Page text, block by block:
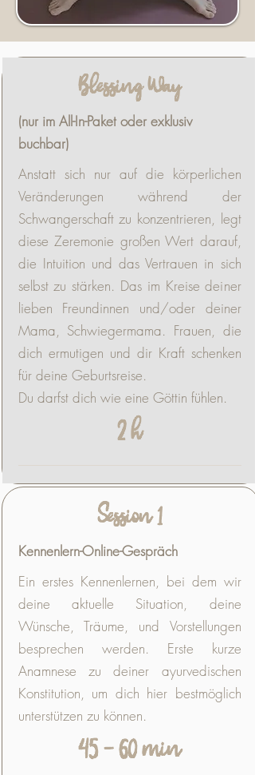
Blessing Way
(nur im All-In-Paket oder exklusiv
buchbar)
Anstatt sich nur auf die körperlichen
Veränderungen während der
Schwangerschaft zu konzentrieren, legt
diese Zeremonie großen Wert darauf,
die Intuition und das Vertrauen in sich
selbst zu stärken. Das im Kreise deiner
lieben Freundinnen und/oder deiner
Mama, Schwiegermama. Frauen, die
dich ermutigen und dir Kraft schenken
für deine Geburtsreise.
Du darfst dich wie eine Göttin fühlen.
2 h
Session 1
Kennenlern-Online-Gespräch
Ein erstes Kennenlernen, bei dem wir
deine aktuelle Situation, deine
Wünsche, Träume, und Vorstellungen
besprechen werden. Erste kurze
Anamnese zu deiner ayurvedischen
Konstitution, um dich hier bestmöglich
unterstützen zu können.
45 - 60 min